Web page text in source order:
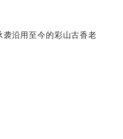
袭沿用至今的彩山古香老